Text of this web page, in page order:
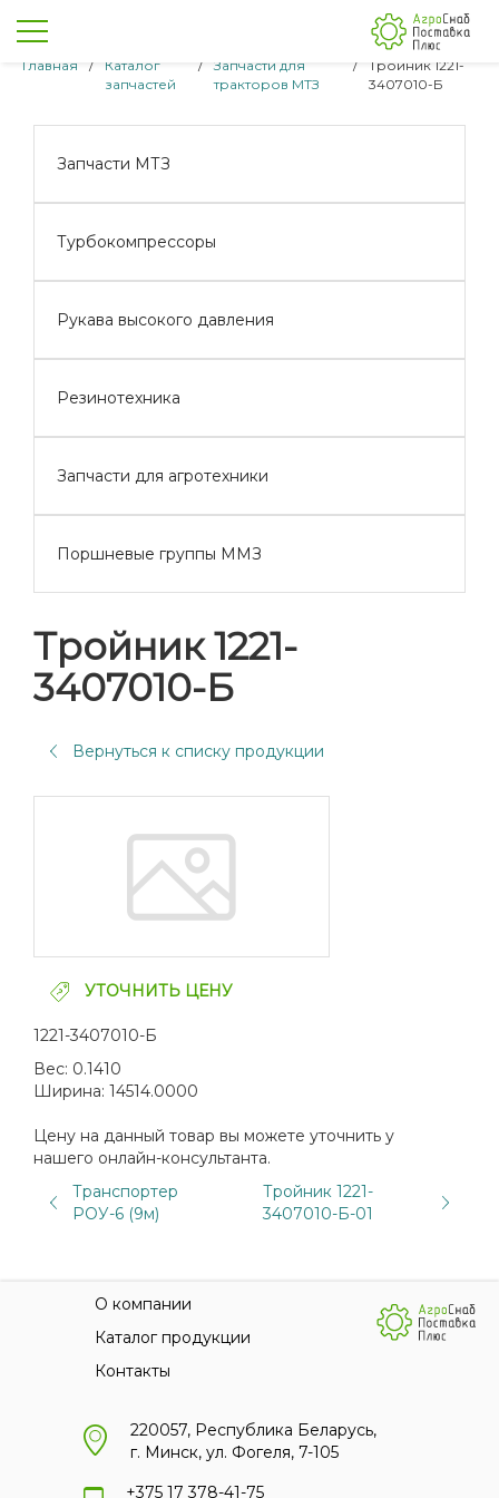
Главная /
Каталог
запчастей
/
Запчасти для
тракторов МТЗ
/
Тройник 1221-
3407010-Б
Запчасти МТЗ
Турбокомпрессоры
Рукава высокого давления
Резинотехника
Запчасти для агротехники
Поршневые группы ММЗ
Тройник 1221-
3407010-Б
Вернуться к списку продукции
УТОЧНИТЬ ЦЕНУ
1221-3407010-Б
Вес: 0.1410
Ширина: 14514.0000
Цену на данный товар вы можете уточнить у
нашего онлайн-консультанта.
Транспортер
РОУ-6 (9м)
Тройник 1221-
3407010-Б-01
О компании
Каталог продукции
Контакты
220057, Республика Беларусь,
г. Минск, ул. Фогеля, 7-105
+375 17 378-41-75